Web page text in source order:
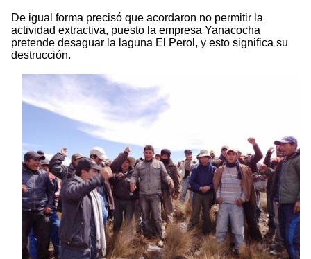
De igual forma precisó que acordaron no permitir la
actividad extractiva, puesto la empresa Yanacocha
pretende desaguar la laguna El Perol, y esto significa su
destrucción.